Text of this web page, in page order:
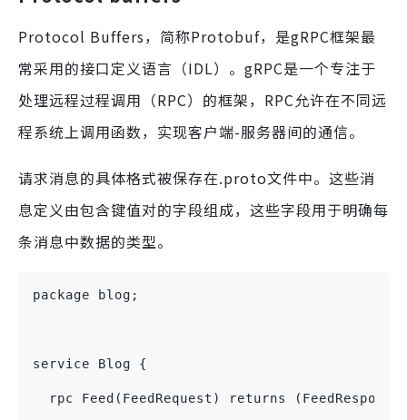
Protocol Buffers，简称Protobuf，是gRPC框架最
常采用的接口定义语言（IDL）。gRPC是一个专注于
处理远程过程调用（RPC）的框架，RPC允许在不同远
程系统上调用函数，实现客户端-服务器间的通信。
请求消息的具体格式被保存在.proto文件中。这些消
息定义由包含键值对的字段组成，这些字段用于明确每
条消息中数据的类型。
package blog;
service Blog {
rpc Feed(FeedRequest) returns